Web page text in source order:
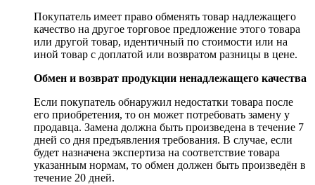
Покупатель имеет право обменять товар надлежащего
качество на другое торговое предложение этого товара
или другой товар, идентичный по стоимости или на
иной товар с доплатой или возвратом разницы в цене.
Обмен и возврат продукции ненадлежащего качества
Если покупатель обнаружил недостатки товара после
его приобретения, то он может потребовать замену у
продавца. Замена должна быть произведена в течение 7
дней со дня предъявления требования. В случае, если
будет назначена экспертиза на соответствие товара
указанным нормам, то обмен должен быть произведён в
течение 20 дней.